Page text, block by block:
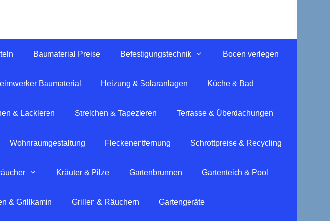
Baumaterial Preise Befestigungstechnik Boden verlegen
Baumaterial Heizung & Solaranlagen Küche & Bad
& Lackieren Streichen & Tapezieren Terrasse & Überdachungen
Wohnraumgestaltung Fleckenentfernung Schrottpreise & Recycling
Kräuter & Pilze Gartenbrunnen Gartenteich & Pool
& Grillkamin Grillen & Räuchern Gartengeräte